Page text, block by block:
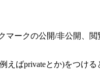
マークの公開/非公開、閲
えばprivateとか)をつける